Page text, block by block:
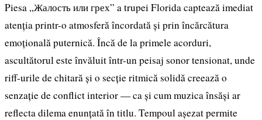
Piesa „Жалость или грех” a trupei Florida captează imediat
atenția printr-o atmosferă încordată și prin încărcătura
emoțională puternică. Încă de la primele acorduri,
ascultătorul este învăluit într-un peisaj sonor tensionat, unde
riff-urile de chitară și o secție ritmică solidă creează o
senzație de conflict interior — ca și cum muzica însăși ar
reflecta dilema enunțată în titlu. Tempoul așezat permite